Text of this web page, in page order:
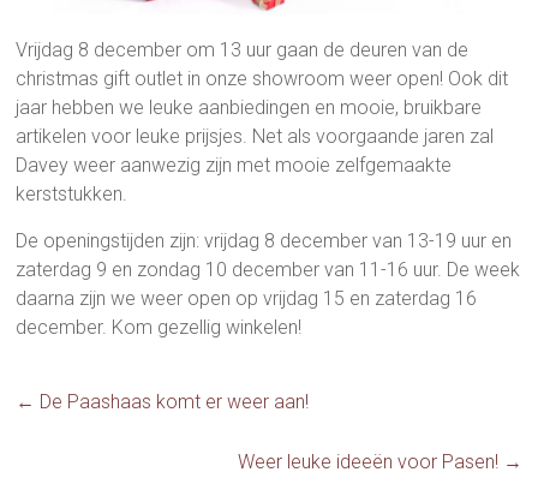
Vrijdag 8 december om 13 uur gaan de deuren van de
christmas gift outlet in onze showroom weer open! Ook dit
jaar hebben we leuke aanbiedingen en mooie, bruikbare
artikelen voor leuke prijsjes. Net als voorgaande jaren zal
Davey weer aanwezig zijn met mooie zelfgemaakte
kerststukken.
De openingstijden zijn: vrijdag 8 december van 13-19 uur en
zaterdag 9 en zondag 10 december van 11-16 uur. De week
daarna zijn we weer open op vrijdag 15 en zaterdag 16
december. Kom gezellig winkelen!
← De Paashaas komt er weer aan!
Weer leuke ideeën voor Pasen! →